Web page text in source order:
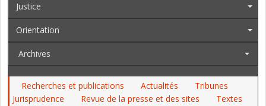
Justice
Orientation
Archives
Recherches et publications Actualités
Tribunes
Jurisprudence
Revue de la presse et des sites
Textes